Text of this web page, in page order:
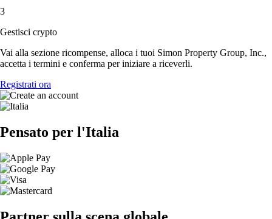
3
Gestisci crypto
Vai alla sezione ricompense, alloca i tuoi Simon Property Group, Inc.,
accetta i termini e conferma per iniziare a riceverli.
Registrati ora
Pensato per l'Italia